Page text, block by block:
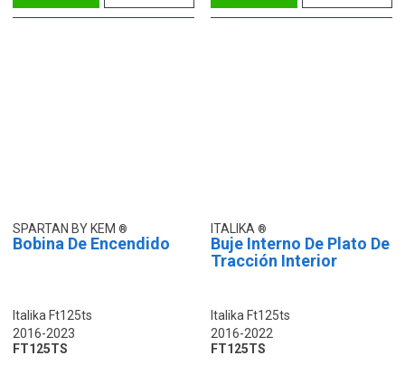
SPARTAN BY KEM
Bobina De Encendido
Italika Ft125ts
2016-2023
FT125TS
ITALIKA
Buje Interno De Plato De
Tracción Interior
Italika Ft125ts
2016-2022
FT125TS